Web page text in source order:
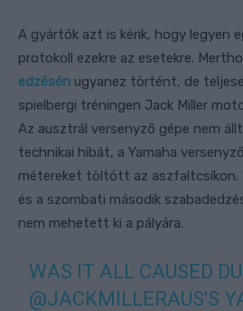
A gyártók azt is kérik, hogy legyen
protokoll ezekre az esetekre.
edzésén ugyanez történt, de
spielbergi tréningen Jack Miller
Az ausztrál versenyző gépe nem
technikai hibát, a Yamaha
métereket töltött az aszfaltcsíkon.
és a szombati második
nem mehetett ki a pályára.
WAS IT ALL CAUSED
@JACKMILLERAUS'S